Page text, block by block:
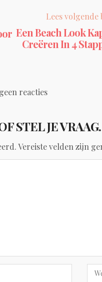
Lees volgende
Een Beach Look
Creëren In 4
reacties
STEL JE VRAAG.
Vereiste velden zijn